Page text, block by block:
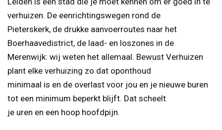
verhuizen. De eenrichtingswegen rond de
Pieterskerk, de drukke aanvoerroutes naar het
Boerhaavedistrict, de laad- en loszones in de
Merenwijk: wij weten het allemaal. Bewust Verhuizen
plant elke verhuizing zo dat oponthoud
minimaal is en de overlast voor jou en je nieuwe buren
tot een minimum beperkt blijft. Dat scheelt
je uren en een hoop hoofdpijn.